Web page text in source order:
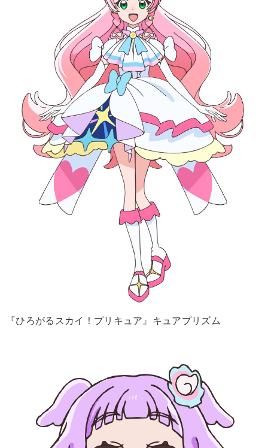
『ひろがるスカイ！プリキュア』キュアプリズム